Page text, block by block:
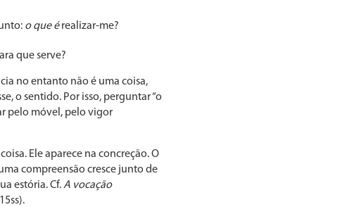
o que érealizar-me?
que serve?
no entanto não é uma coisa,
o sen­tido. Por isso, perguntar “o
pelo móvel, pelo vigor
Ele aparece na con­creção. O
compreen­são cresce junto de
estória. Cf.A vocação